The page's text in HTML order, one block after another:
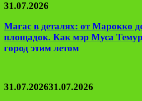
31.07.2026
Магас в деталях: от Марокко
площадок. Как мэр Муса
город этим летом
31.07.202631.07.2026